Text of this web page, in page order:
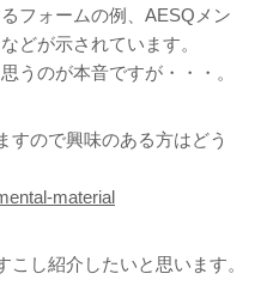
フォームの例、AESQメン
どが示されています。
うのが本音ですが・・・。
すので興味のある方はどう
material
し紹介したいと思います。